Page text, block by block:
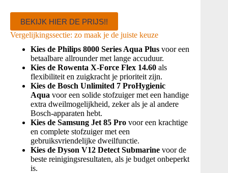
BEKIJK HIER DE PRIJS!!
Vergelijkingssectie: zo maak je de juiste keuze
Kies de Philips 8000 Series Aqua Plus voor een
betaalbare allrounder met lange accuduur.
Kies de Rowenta X-Force Flex 14.60 als
flexibiliteit en zuigkracht je prioriteit zijn.
Kies de Bosch Unlimited 7 ProHygienic
Aqua voor een solide stofzuiger met een handige
extra dweilmogelijkheid, zeker als je al andere
Bosch-apparaten hebt.
Kies de Samsung Jet 85 Pro voor een krachtige
en complete stofzuiger met een
gebruiksvriendelijke dweilfunctie.
Kies de Dyson V12 Detect Submarine voor de
beste reinigingsresultaten, als je budget onbeperkt
is.